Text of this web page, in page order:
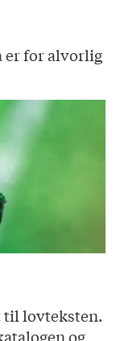
er for alvorlig
til lovteksten.
og